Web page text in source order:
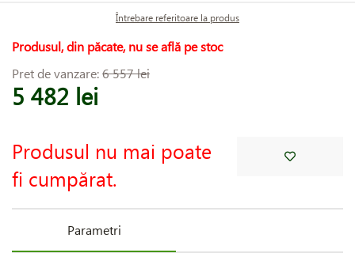
Întrebare referitoare la produs
Produsul, din păcate, nu se află pe stoc
Pret de vanzare:6 557 lei
5 482 lei
Produsul nu mai poate
fi cumpărat.
Parametri